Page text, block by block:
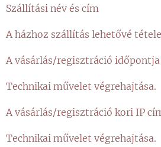
Szállítási név és cím
A házhoz szállítás lehetővé
A vásárlás/regisztráció időpontja
Technikai művelet végrehajtása.
A vásárlás/regisztráció kori IP
Technikai művelet végrehajtása.